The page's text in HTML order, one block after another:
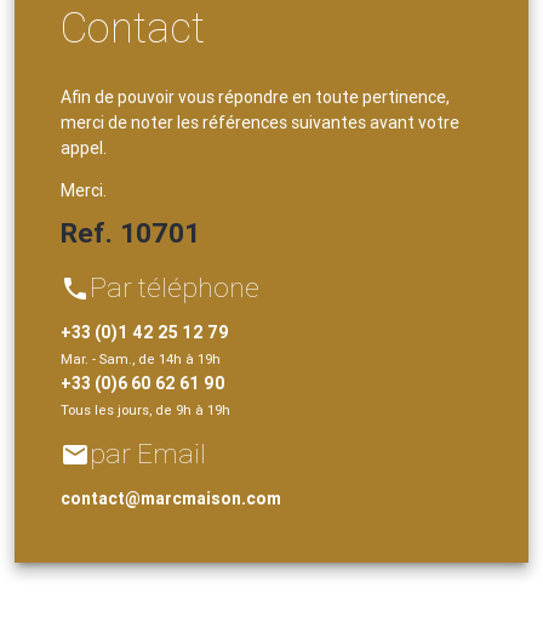
Contact
Afin de pouvoir vous répondre en toute pertinence,
merci de noter les références suivantes avant votre
appel.
Merci.
Ref. 10701
phone Par téléphone
+33 (0)1 42 25 12 79
Mar. - Sam., de 14h à 19h
+33 (0)6 60 62 61 90
Tous les jours, de 9h à 19h
emailpar Email
contact@marcmaison.com